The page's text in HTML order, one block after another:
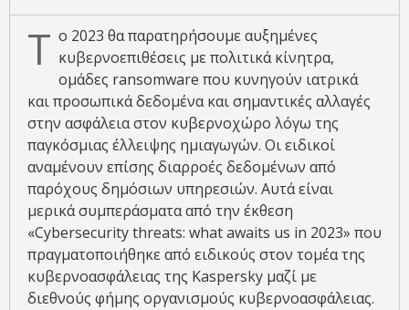
Τ ο 2023 θα παρατηρήσουμε αυξημένες
κυβερνοεπιθέσεις με πολιτικά κίνητρα,
ομάδες ransomware που κυνηγούν ιατρικά
και προσωπικά δεδομένα και σημαντικές αλλαγές
στην ασφάλεια στον κυβερνοχώρο λόγω της
παγκόσμιας έλλειψης ημιαγωγών. Οι ειδικοί
αναμένουν επίσης διαρροές δεδομένων από
παρόχους δημόσιων υπηρεσιών. Αυτά είναι
μερικά συμπεράσματα από την έκθεση
«Cybersecurity threats: what awaits us in 2023» που
πραγματοποιήθηκε από ειδικούς στον τομέα της
κυβερνοασφάλειας της Kaspersky μαζί με
διεθνούς φήμης οργανισμούς κυβερνοασφάλειας.